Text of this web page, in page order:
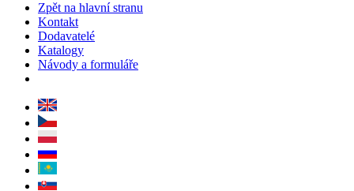
Zpět na hlavní stranu
Kontakt
Dodavatelé
Katalogy
Návody a formuláře